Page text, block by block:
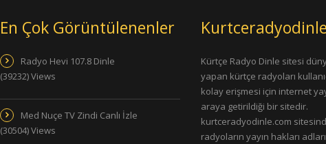
En Çok Görüntülenenler
Radyo Hevi 107.8 Dinle
(39232) Views
Med Nuçe TV Zindi Canlı İzle
(30504) Views
Kürtçe Radyo Dinle sitesi
yapan kürtçe radyoları
kolay erişmesi için internet
araya getirildiği bir sitedir.
kurtceradyodinle.com
radyoların yayın hakları